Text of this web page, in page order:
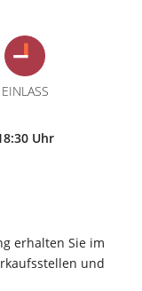
EINLASS
Uhr
erhalten Sie im
und